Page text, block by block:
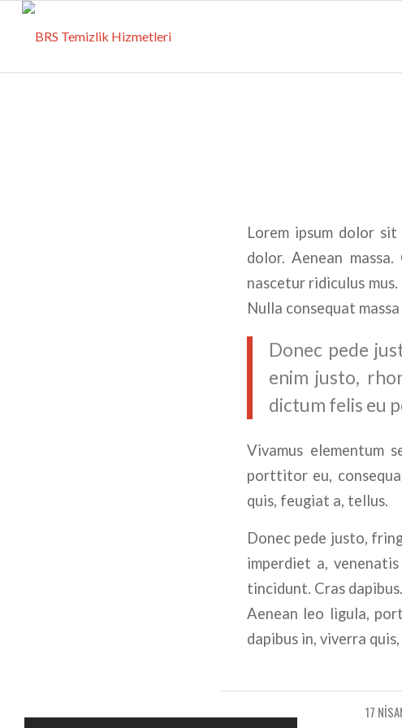
Lorem ipsum dolor
dolor. Aenean
nascetur ridiculus
Nulla consequat
Donec pede
enim justo,
dictum felis eu
Vivamus elementum
porttitor eu,
quis, feugiat a, tellus.
Donec pede justo,
imperdiet a,
tincidunt. Cras
Aenean leo ligula,
dapibus in, viverra
17 /